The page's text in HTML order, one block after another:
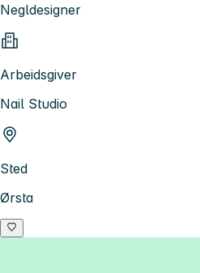
Negldesigner
Arbeidsgiver
Nail Studio
Sted
Ørsta